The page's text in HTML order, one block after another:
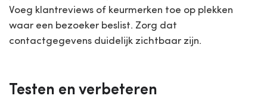
Voeg klantreviews of keurmerken toe op plekken
waar een bezoeker beslist. Zorg dat
contactgegevens duidelijk zichtbaar zijn.
Testen en verbeteren